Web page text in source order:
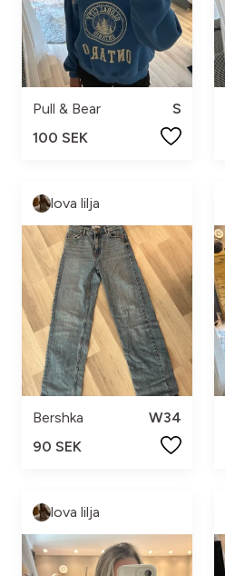
Pull & Bear
S
100 SEK
lova lilja
Bershka
W34
90 SEK
lova lilja